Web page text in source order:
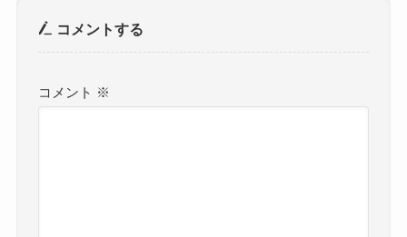
コメントする
コメント ※